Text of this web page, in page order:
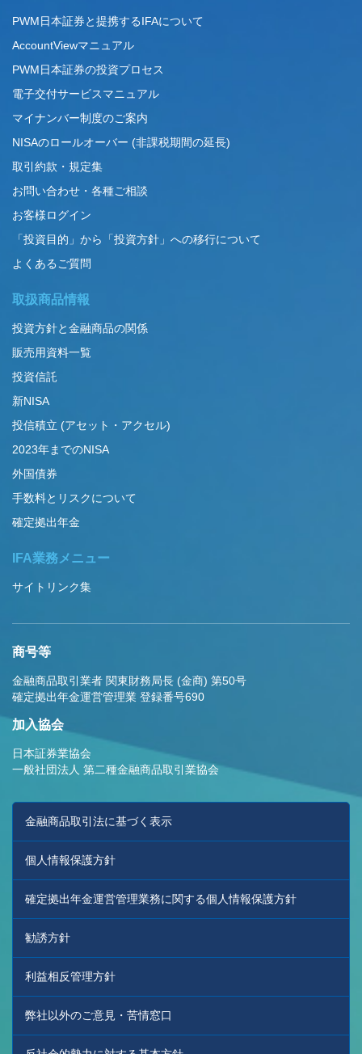
PWM日本証券と提携するIFAについて
AccountViewマニュアル
PWM日本証券の投資プロセス
電子交付サービスマニュアル
マイナンバー制度のご案内
NISAのロールオーバー (非課税期間の延長)
取引約款・規定集
お問い合わせ・各種ご相談
お客様ログイン
「投資目的」から「投資方針」への移行について
よくあるご質問
取扱商品情報
投資方針と金融商品の関係
販売用資料一覧
投資信託
新NISA
投信積立 (アセット・アクセル)
2023年までのNISA
外国債券
手数料とリスクについて
確定拠出年金
IFA業務メニュー
サイトリンク集
商号等
金融商品取引業者 関東財務局長 (金商) 第50号
確定拠出年金運営管理業 登録番号690
加入協会
日本証券業協会
一般社団法人 第二種金融商品取引業協会
金融商品取引法に基づく表示
個人情報保護方針
確定拠出年金運営管理業務に関する個人情報保護方針
勧誘方針
利益相反管理方針
弊社以外のご意見・苦情窓口